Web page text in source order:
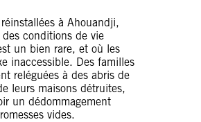
à Ahouandji,
conditions de vie
un bien rare, et où les
inaccessible. Des familles
reléguées à des abris de
leurs maisons détruites,
un dédommagement
vides.